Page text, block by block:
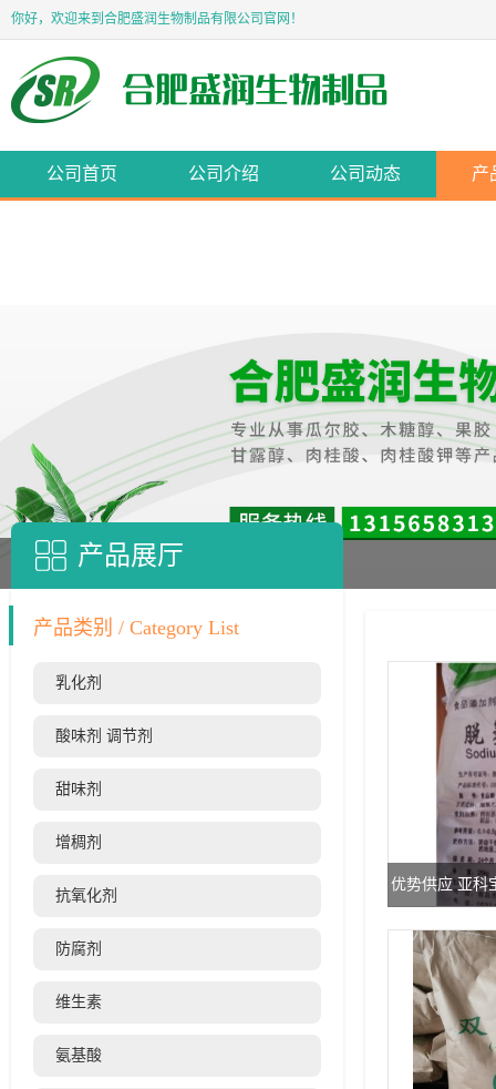
你好，欢迎来到合肥盛润生物制品有限公司官网！
公司首页 公司介绍 公司动态 产
产品展厅
产品类别 / Category List
乳化剂
酸味剂 调节剂
甜味剂
增稠剂
抗氧化剂
防腐剂
维生素
氨基酸
优势供应 亚科